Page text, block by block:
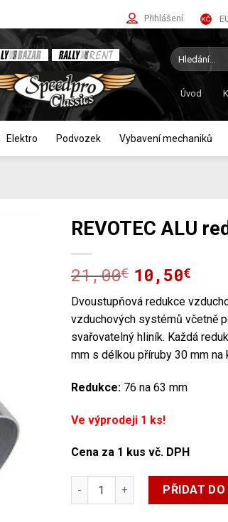
Přihlášení
Hledat:
Úvod
Elektro Podvozek Vybavení mechaniků
REVOTEC ALU
21,00€ Původní
cena
byla:
21,00€.
10,50€
Aktuální
cena
je:
10,50€.
Dvoustupňová redukce
vzduchových systémů včetně
svařovatelný hliník. Každá
mm s délkou příruby 30 mm na
Redukce: 76 na 63 mm
Ve výprodeji 1 ks!
Cena za 1 kus vč. DPH
REVOTEC ALU redukce 76-63
PŘIDAT